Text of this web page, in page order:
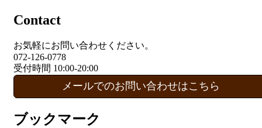
Contact
お気軽にお問い合わせください。
072-126-0778
受付時間 10:00-20:00
メールでのお問い合わせはこちら
ブックマーク